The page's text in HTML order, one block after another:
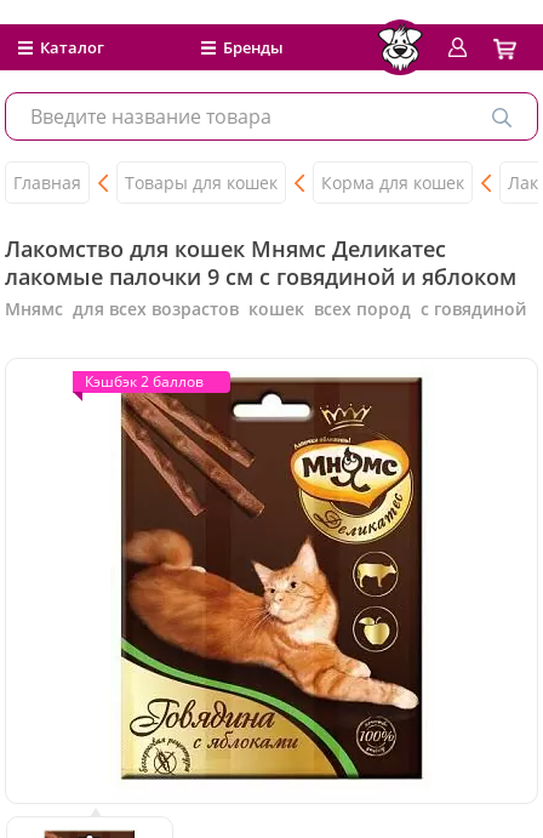
Каталог Бренды
Главная Товары для кошек Корма для кошек
Лакомство для кошек Мнямс Деликатес
лакомые палочки 9 см с говядиной и яблоком
Мнямс для всех возрастов кошек всех пород с говядиной
Кэшбэк 2 баллов